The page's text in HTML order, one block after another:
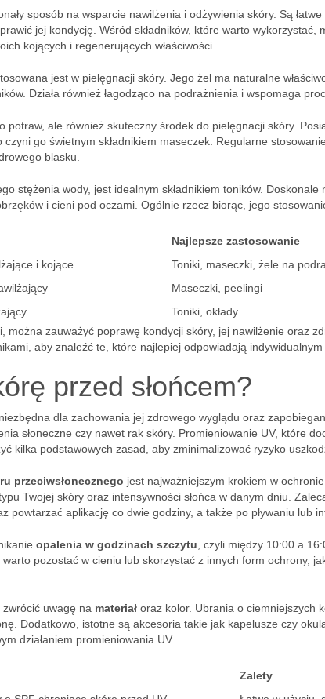
sposób na wsparcie nawilżenia i odżywienia skóry. Są
jej kondycję. Wśród składników, które warto wykorzystać,
kojących i regenerujących właściwości.
jest w pielęgnacji skóry. Jego żel ma naturalne
Działa również łagodząco na podrażnienia i wspomaga
potraw, ale również skuteczny środek do pielęgnacji skóry.
go świetnym składnikiem maseczek. Regularne
blasku.
stężenia wody, jest idealnym składnikiem toników. Doskonale
i cieni pod oczami. Ogólnie rzecz biorąc, jego
Najlepsze zastosowanie
i kojące
Toniki, maseczki, żele na
Maseczki, peelingi
Toniki, okłady
można zauważyć poprawę kondycji skóry, jej nawilżenie oraz
aby znaleźć te, które najlepiej odpowiadają
przed słońcem?
dla zachowania jej zdrowego wyglądu oraz
słoneczne czy nawet rak skóry. Promieniowanie UV, które
kilka podstawowych zasad, aby zminimalizować ryzyko
przeciwsłonecznego jest najważniejszym krokiem w
Twojej skóry oraz intensywności słońca w danym dniu.
powtarzać aplikację co dwie godziny, a także po pływaniu lub
opalenia w godzinach szczytu , czyli między 10:00 a
pozostać w cieniu lub skorzystać z innych form ochrony,
uwagę na materiał oraz kolor. Ubrania o ciemniejszych
Dodatkowo, istotne są akcesoria takie jak kapelusze czy
działaniem promieniowania UV.
Zalety